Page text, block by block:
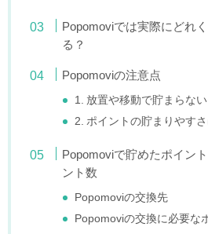
Popomoviでは実際にどれ
る？
Popomoviの注意点
1. 放置や移動で貯まらな
2. ポイントの貯まりやす
Popomoviで貯めたポイン
ント数
Popomoviの交換先
Popomoviの交換に必要な